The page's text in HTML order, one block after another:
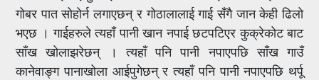
गोबर पात सोहोर्न लगाएछन् र गोठालालाई गाई सँगै जान केही ढिलो
भएछ । गाईहरुले त्यहाँ पानी खान नपाई छटपटिएर कुक्रेकोट बाट
साँख खोलाझरेछन् । त्यहाँ पनि पानी नपाएपछि साँख गाउँ
कानेवाङ्ग पानाखोला आईपुगेछन् र त्यहाँ पनि पानी नपाएपछि थर्पू